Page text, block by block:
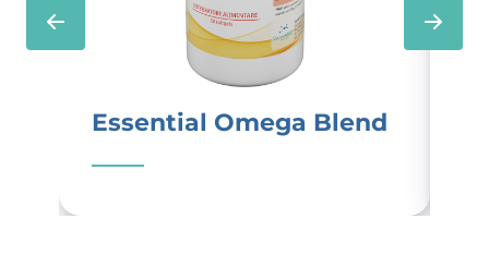
Essential Omega Blend